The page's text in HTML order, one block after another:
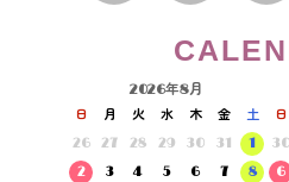
2026年8月
日 月 火 水 木 金
土
26
27 28 29 30 31
1
2
3 4 5 6 7
8
日
30
6